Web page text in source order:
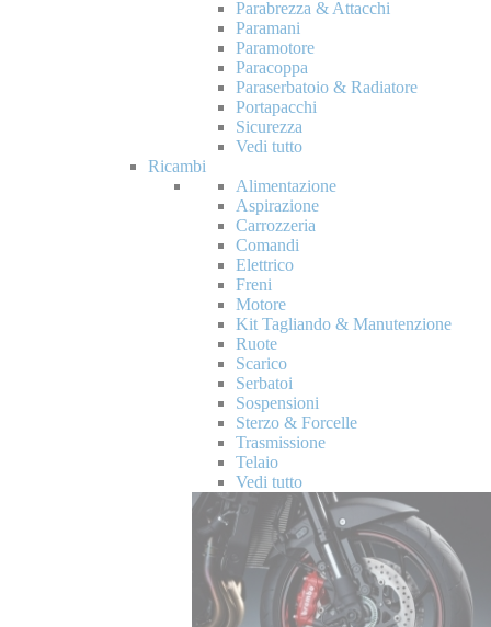
Parabrezza & Attacchi
Paramani
Paramotore
Paracoppa
Paraserbatoio & Radiatore
Portapacchi
Sicurezza
Vedi tutto
Ricambi
Alimentazione
Aspirazione
Carrozzeria
Comandi
Elettrico
Freni
Motore
Kit Tagliando & Manutenzione
Ruote
Scarico
Serbatoi
Sospensioni
Sterzo & Forcelle
Trasmissione
Telaio
Vedi tutto